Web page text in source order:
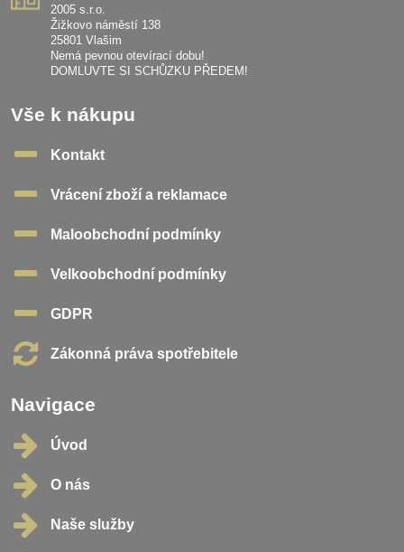
2005 s.r.o.
Žižkovo náměstí 138
25801 Vlašim
Nemá pevnou otevírací dobu!
DOMLUVTE SI SCHŮZKU PŘEDEM!
Vše k nákupu
Kontakt
Vrácení zboží a reklamace
Maloobchodní podmínky
Velkoobchodní podmínky
GDPR
Zákonná práva spotřebitele
Navigace
Úvod
O nás
Naše služby